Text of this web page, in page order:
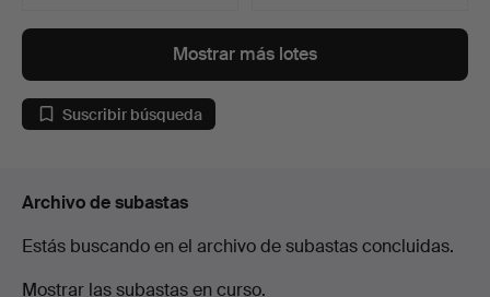
Mostrar más lotes
Suscribir búsqueda
Archivo de subastas
Estás buscando en el archivo de subastas concluidas.
Mostrar las subastas en curso.